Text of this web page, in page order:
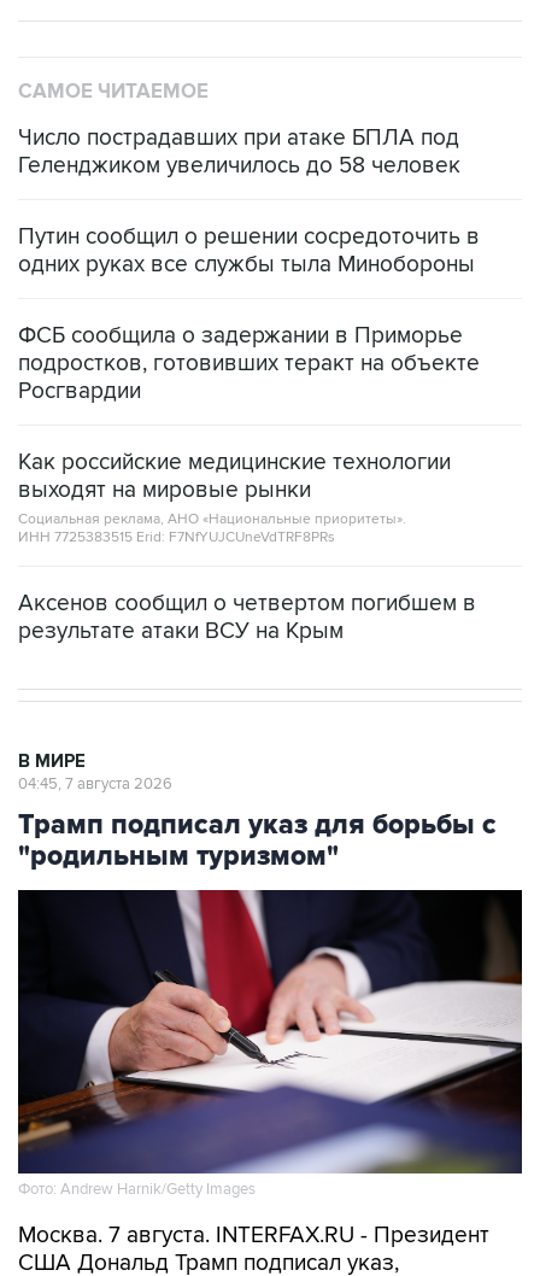
САМОЕ ЧИТАЕМОЕ
Число пострадавших при атаке БПЛА под
Геленджиком увеличилось до 58 человек
Путин сообщил о решении сосредоточить в
одних руках все службы тыла Минобороны
ФСБ сообщила о задержании в Приморье
подростков, готовивших теракт на объекте
Росгвардии
Как российские медицинские технологии
выходят на мировые рынки
Социальная реклама, АНО «Национальные приоритеты».
ИНН 7725383515 Erid: F7NfYUJCUneVdTRF8PRs
Аксенов сообщил о четвертом погибшем в
результате атаки ВСУ на Крым
В МИРЕ
04:45, 7 августа 2026
Трамп подписал указ для борьбы с
"родильным туризмом"
Фото: Andrew Harnik/Getty Images
Москва. 7 августа. INTERFAX.RU - Президент
США Дональд Трамп подписал указ,